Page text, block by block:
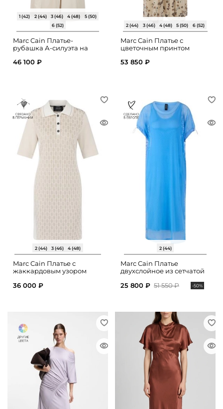
1 (42) 2 (44) 3 (46) 4 (48)
5 (50)
6 (52)
Marc Cain Платье-
рубашка А-силуэта на
46 100 ₽
2 (44) 3 (46) 4 (48) 5 (50) 6 (52)
Marc Cain Платье с
цветочным принтом
53 850 ₽
2 (44) 3 (46) 4 (48)
Marc Cain Платье с
жаккардовым узором
36 000 ₽
2 (44)
Marc Cain Платье
двухслойное из сетчатой
25 800 ₽ 51 550 ₽ -50%